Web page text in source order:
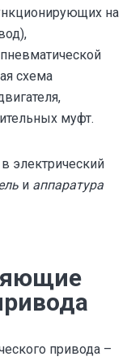
на
схема
муфт.
электрический
и аппаратура
привода –